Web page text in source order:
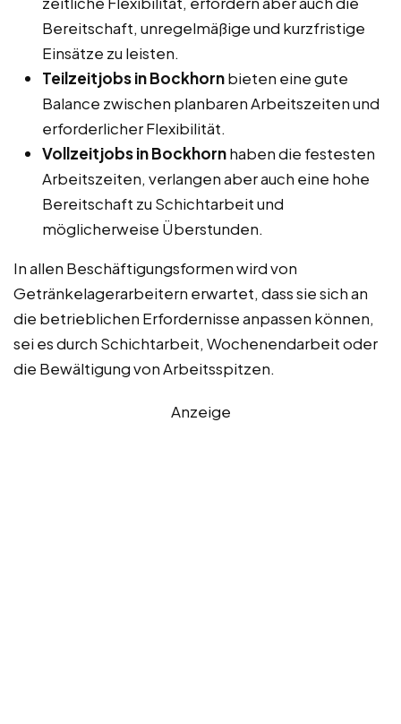
Bereitschaft, unregelmäßige und kurzfristige
Einsätze zu leisten.
Teilzeitjobs in Bockhornbieten eine gute
Balance zwischen planbaren Arbeitszeiten und
erforderlicher Flexibilität.
Vollzeitjobs in Bockhornhaben die festesten
Arbeitszeiten, verlangen aber auch eine hohe
Bereitschaft zu Schichtarbeit und
möglicherweise Überstunden.
In allen Beschäftigungsformen wird von
Getränkelagerarbeitern erwartet, dass sie sich an
die betrieblichen Erfordernisse anpassen können,
sei es durch Schichtarbeit, Wochenendarbeit oder
die Bewältigung von Arbeitsspitzen.
Anzeige